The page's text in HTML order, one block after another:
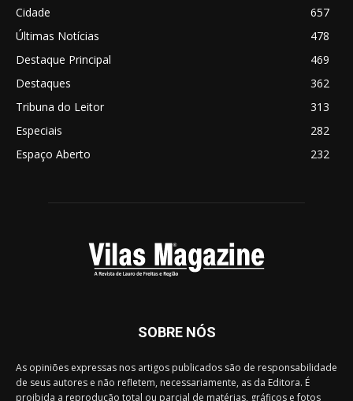
Cidade
657
Últimas Notícias
478
Destaque Principal
469
Destaques
362
Tribuna do Leitor
313
Especiais
282
Espaço Aberto
232
SOBRE NÓS
As opiniões expressas nos artigos publicados são de responsabilidade
de seus autores e não refletem, necessariamente, as da Editora. É
proibida a reprodução total ou parcial de matérias, gráficos e fotos